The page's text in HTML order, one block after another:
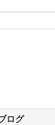
ログ